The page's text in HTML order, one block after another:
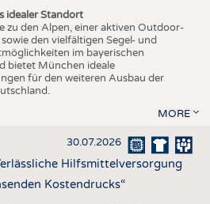
idealer Standort
zu den Alpen, einer aktiven Outdoor-
den vielfältigen Segel- und
im bayerischen
bietet München ideale
für den weiteren Ausbau der
MORE
30.07.2026
Hilfsmittelversorgung
Kostendrucks“